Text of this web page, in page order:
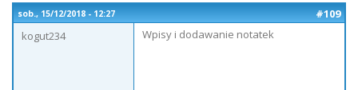
sob., 15/12/2018 - 12:27
#109
kogut234
Wpisy i dodawanie notatek